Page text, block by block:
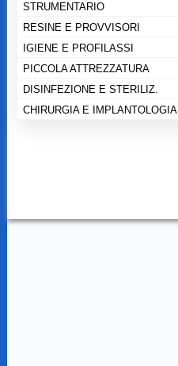
STRUMENTARIO
RESINE E PROVVISORI
IGIENE E PROFILASSI
PICCOLA ATTREZZATURA
DISINFEZIONE E STERILIZ.
CHIRURGIA E IMPLANTOLOGIA